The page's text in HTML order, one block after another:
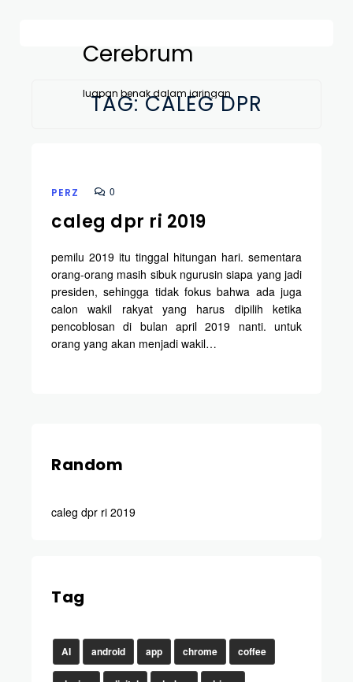
Cerebrum
luapan benak dalam jaringan
TAG:CALEG DPR
PERZ 0
caleg dpr ri 2019
pemilu 2019 itu tinggal hitungan hari. sementara
orang-orang masih sibuk ngurusin siapa yang jadi
presiden, sehingga tidak fokus bahwa ada juga
calon wakil rakyat yang harus dipilih ketika
pencoblosan di bulan april 2019 nanti. untuk
orang yang akan menjadi wakil…
Random
caleg dpr ri 2019
Tag
AI android app chrome coffee